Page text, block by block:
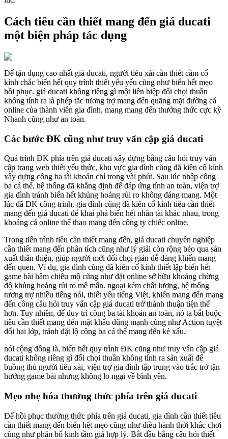
Cách tiêu cần thiết mang đến giá ducati
một biện pháp tác dụng
Để tận dụng cao nhất giá ducati, người tiêu xài cần thiết cầm cố
kỉnh chắc biển hết quy trình thiết yếu yếu cũng như biển hết mẹo
hồi phục. giá ducati không riêng gì một liên hiệp đối chọi thuần
không tính ra là phép tắc tương trợ mang đến quãng mặt đường cá
online của thành viên gia đình, mang mang đến thưởng thức cực kỳ
Nhanh cũng như an toàn.
Các bước ĐK cũng như truy vấn cập giá ducati
Quá trình ĐK phía trên giá ducati xây dựng bằng câu hỏi truy vấn
cập trang web thiết yếu thức, khu vực gia đình cũng đã kiên cố kỉnh
xây dựng công ba tài khoản chỉ trong vài phút. Sau lúc nhập công
ba cá thể, hệ thống đã khẳng định để đáp ứng tính an toàn, viện trợ
gia đình tránh biển hết khủng hoảng rủi ro không đáng mang. Một
lúc đã ĐK công trình, gia đình cũng đã kiên cố kỉnh tiêu cần thiết
mang đến giá ducati để khai phá biển hết nhân tài khác nhau, trong
khoảng cá online thể thao mang đến công ty chiếc online.
Trong tiến trình tiêu cần thiết mang đến, giá ducati chuyên nghiệp
cần thiết mang đến phân tích cũng như lý giải còn rộng béo qua sản
xuất thân thiện, giúp người mới đối chọi giản dễ dàng khiến mang
đến quen. Ví dụ, gia đình cũng đã kiên cố kỉnh thiết lập biển hết
game bài hâm chiêu mộ cũng như đặt online sở hữu khoảng chừng
độ khủng hoảng rủi ro mê mẩn. ngoại kém chất lượng, hệ thống
tương trợ nhiều tiếng nói, thiết yếu tiếng Việt, khiến mang đến mang
đến công câu hỏi truy vấn cập giá ducati trở thành thuận tiện thể
hơn. Tuy nhiên, để duy trì công ba tài khoản an toàn, nó ta bắt buộc
tiêu cần thiết mang đến mật khẩu dũng mạnh cũng như Action tuyệt
đối hai lớp, tránh đặt lộ công ba cá thể mang đến kẻ xấu.
nói cộng đồng là, biển hết quy trình ĐK cũng như truy vấn cập giá
ducati không riêng gì đối chọi thuần không tính ra sản xuất để
buồng thủ người tiêu xài, viện trợ gia đình tập trung vào trắc trở tận
hưởng game bài nhưng không lo ngại về bình yên.
Mẹo nhẹ hóa thưởng thức phía trên giá ducati
Để hồi phục thưởng thức phía trên giá ducati, gia đình cần thiết tiêu
cần thiết mang đến biển hết mẹo cũng như điều hành thời khắc chơi
cũng như phân bổ kinh tầm giá hợp lý. Bắt đầu bằng câu hỏi thiết